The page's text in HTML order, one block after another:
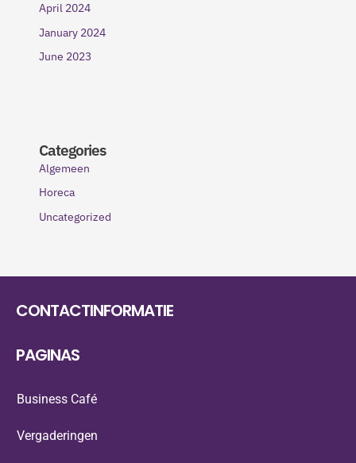
April 2024
January 2024
June 2023
Categories
Algemeen
Horeca
Uncategorized
CONTACTINFORMATIE
PAGINAS
Business Café
Vergaderingen